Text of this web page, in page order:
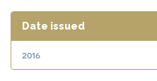
Date issued
2016